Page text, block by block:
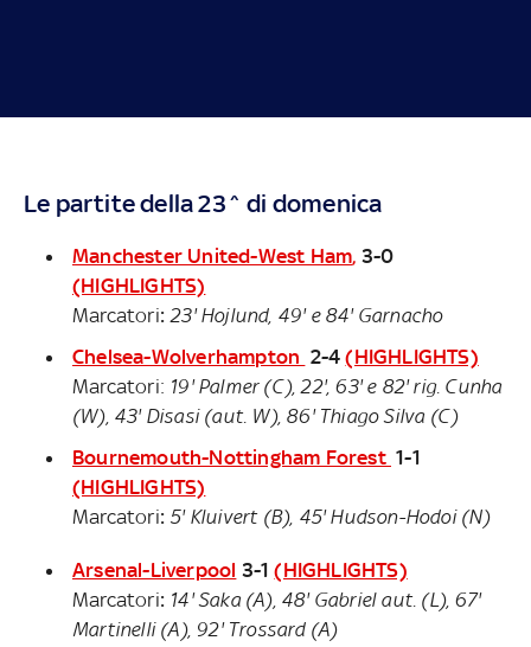
Le partite della 23^ di domenica
Manchester United-West Ham, 3-0
(HIGHLIGHTS)
Marcatori: 23' Hojlund, 49' e 84' Garnacho
Chelsea-Wolverhampton 2-4 (HIGHLIGHTS)
Marcatori: 19' Palmer (C), 22', 63' e 82' rig. Cunha
(W), 43' Disasi (aut. W), 86' Thiago Silva (C)
Bournemouth-Nottingham Forest 1-1
(HIGHLIGHTS)
Marcatori: 5' Kluivert (B), 45' Hudson-Hodoi (N)
Arsenal-Liverpool 3-1(HIGHLIGHTS)
Marcatori: 14' Saka (A), 48' Gabriel aut. (L), 67'
Martinelli (A), 92' Trossard (A)